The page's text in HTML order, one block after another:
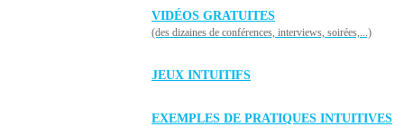
VIDÉOS GRATUITES
(des dizaines de conférences, interviews, soirées,...)
JEUX INTUITIFS
EXEMPLES DE PRATIQUES INTUITIVES